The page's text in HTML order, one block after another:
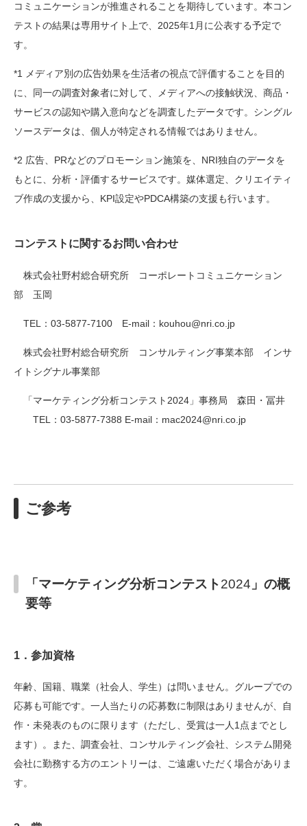
コミュニケーションが推進されることを期待しています。本コン
テストの結果は専用サイト上で、2025年1月に公表する予定で
す。
*1 メディア別の広告効果を生活者の視点で評価することを目的
に、同一の調査対象者に対して、メディアへの接触状況、商品・
サービスの認知や購入意向などを調査したデータです。シングル
ソースデータは、個人が特定される情報ではありません。
*2 広告、PRなどのプロモーション施策を、NRI独自のデータを
もとに、分析・評価するサービスです。媒体選定、クリエイティ
ブ作成の支援から、KPI設定やPDCA構築の支援も行います。
コンテストに関するお問い合わせ
株式会社野村総合研究所 コーポレートコミュニケーション
部 玉岡
TEL：03-5877-7100 E-mail：kouhou@nri.co.jp
株式会社野村総合研究所 コンサルティング事業本部 インサ
イトシグナル事業部
「マーケティング分析コンテスト2024」事務局 森田・冨井
TEL：03-5877-7388 E-mail：mac2024@nri.co.jp
ご参考
「マーケティング分析コンテスト2024 」の概
要等
1 ．参加資格
年齢、国籍、職業（社会人、学生）は問いません。グループでの
応募も可能です。一人当たりの応募数に制限はありませんが、自
作・未発表のものに限ります（ただし、受賞は一人1点までとし
ます）。また、調査会社、コンサルティング会社、システム開発
会社に勤務する方のエントリーは、ご遠慮いただく場合がありま
す。